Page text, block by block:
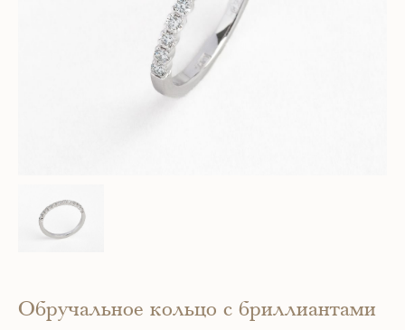
Обручальное кольцо с бриллиантами